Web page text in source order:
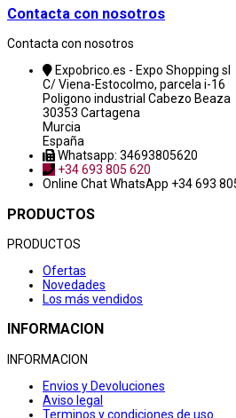
Contacta con nosotros
Contacta con nosotros
Expobrico.es - Expo Shopping sl
C/ Viena-Estocolmo, parcela i-16
Poligono industrial Cabezo Beaza
30353 Cartagena
Murcia
España
Whatsapp: 34693805620
+34 693 805 620
Online ChatWhatsApp +34 693
PRODUCTOS
PRODUCTOS
Ofertas
Novedades
Los más vendidos
INFORMACION
INFORMACION
Envios y Devoluciones
Aviso legal
Terminos y condiciones de uso